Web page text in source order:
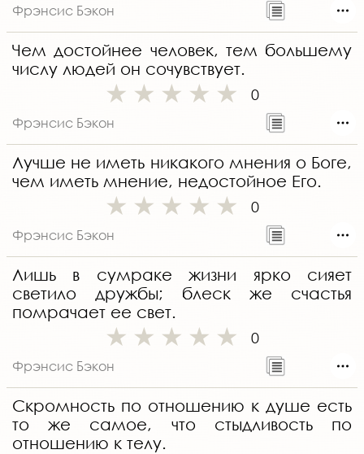
Фрэнсис Бэкон
Чем достойнее человек, тем большему
числу людей он сочувствует.
0
Фрэнсис Бэкон
Лучше не иметь никакого мнения о Боге,
чем иметь мнение, недостойное Его.
0
Фрэнсис Бэкон
Лишь в сумраке жизни ярко сияет
светило дружбы; блеск же счастья
помрачает ее свет.
0
Фрэнсис Бэкон
Скромность по отношению к душе есть
то же самое, что стыдливость по
отношению к телу.